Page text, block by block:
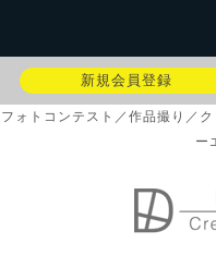
新規会員登録
フォトコンテスト／作品撮り／
ー